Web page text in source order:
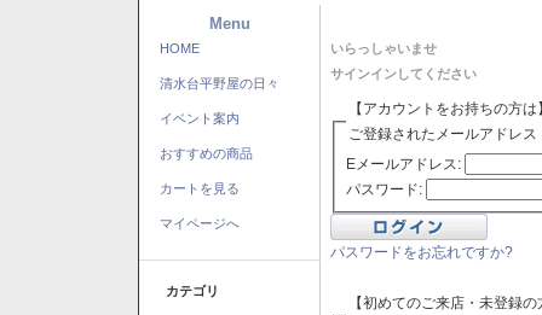
Menu
HOME
清水台平野屋の日々
イベント案内
おすすめの商品
カートを見る
マイページへ
カテゴリ
いらっしゃいませ
サインインしてください
【アカウントをお持ちの方は
ご登録されたメールアドレ
Eメールアドレス:
パスワード:
パスワードをお忘れですか?
【初めてのご来店・未登録の